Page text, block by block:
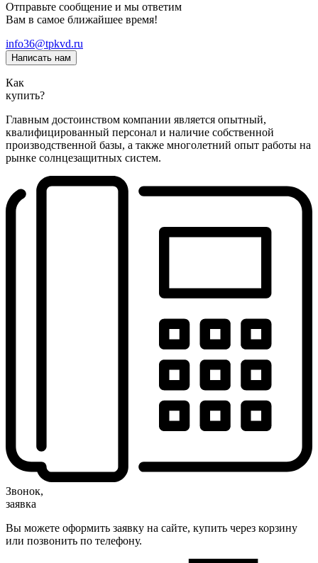
Отправьте сообщение и мы ответим
Вам в самое ближайшее время!
info36@tpkvd.ru
Написать нам
Как
купить?
Главным достоинством компании является опытный,
квалифицированный персонал и наличие собственной
производственной базы, а также многолетний опыт работы на
рынке солнцезащитных систем.
Звонок,
заявка
Вы можете оформить заявку на сайте, купить через корзину
или позвонить по телефону.